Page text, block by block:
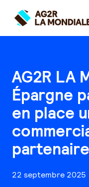
AG2R LA
Épargne
en place
22 septembre 2025